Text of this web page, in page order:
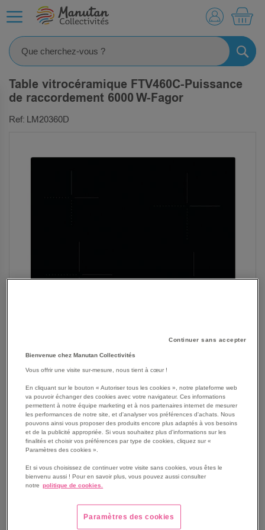
Table vitrocéramique FTV460C-Puissance
de raccordement 6000 W-Fagor
Ref: LM20360D
BEGINNING
IMAGES
Table vitrocéramique
Cette table de cuisson vitrocéramique de 59 cm offre 4
foyers Hilight performants pour une montée en
température rapide et précise
Grâce à ses commandes sensitives par capteurs, elle
combine modernité et simplicité d utilisation
Avec 9 niveaux de puissance et une minuterie
individuelle pour chaque foyer, elle permet une cuisson
Le coupe-circuit automatique de 30 minutes et la
sécurité enfant garantissent une utilisation sereine au
Continuer sans accepter
Bienvenue chez Manutan Collectivités
Vous offrir une visite sur-mesure, nous tient à cœur !
En cliquant sur le bouton « Autoriser tous les cookies », notre plateforme web
va pouvoir échanger des cookies avec votre navigateur. Ces informations
permettent à notre équipe marketing et à nos partenaires internet de mesurer
les performances de notre site, et d'analyser vos préférences d'achats. Nous
pouvons ainsi vous proposer des produits encore plus adaptés à vos besoins
et de la publicité appropriée. Si vous souhaitez plus d'informations sur les
finalités et choisir vos préférences par type de cookies, cliquez sur «
Paramètres des cookies ».
Et si vous choisissez de continuer votre visite sans cookies, vous êtes le
bienvenu aussi ! Pour en savoir plus, vous pouvez aussi consulter
notre politique de cookies.
Paramètres des cookies